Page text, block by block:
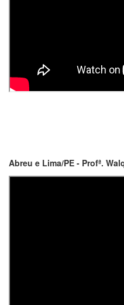
Abreu e Lima/PE - Profª.